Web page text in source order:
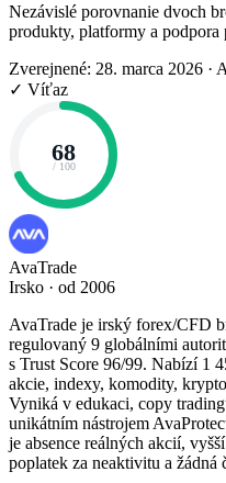
Nezávislé porovnanie dvoch
produkty, platformy a podpora
Zverejnené: 28. marca 2026 ·
✓ Víťaz
68
/ 100
AvaTrade
Irsko · od 2006
AvaTrade je irský forex/CFD
regulovaný 9 globálními
s Trust Score 96/99. Nabízí 1
akcie, indexy, komodity,
Vyniká v edukaci, copy
unikátním nástrojem
je absence reálných akcií,
poplatek za neaktivitu a žádná